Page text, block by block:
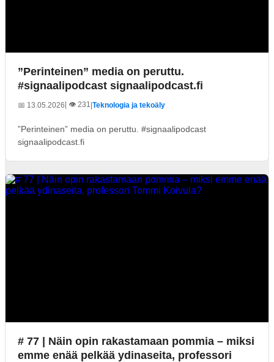
”Perinteinen” media on peruttu.
#signaalipodcast signaalipodcast.fi
📅 13.05.2026| 👁️ 231 Teknologia ja tekoäly
”Perinteinen” media on peruttu. #signaalipodcast
signaalipodcast.fi
# 77 | Näin opin rakastamaan pommia – miksi
emme enää pelkää ydinaseita, professori